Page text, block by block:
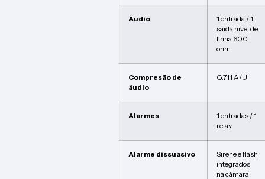
Áudio
1 entrada / 1
saida nivel de
línha 600
ohm
Compresão de
áudio
G.711 A/U
Alarmes
1 entradas / 1
relay
Alarme dissuasivo
Sirene e flash
integrados
na câmara